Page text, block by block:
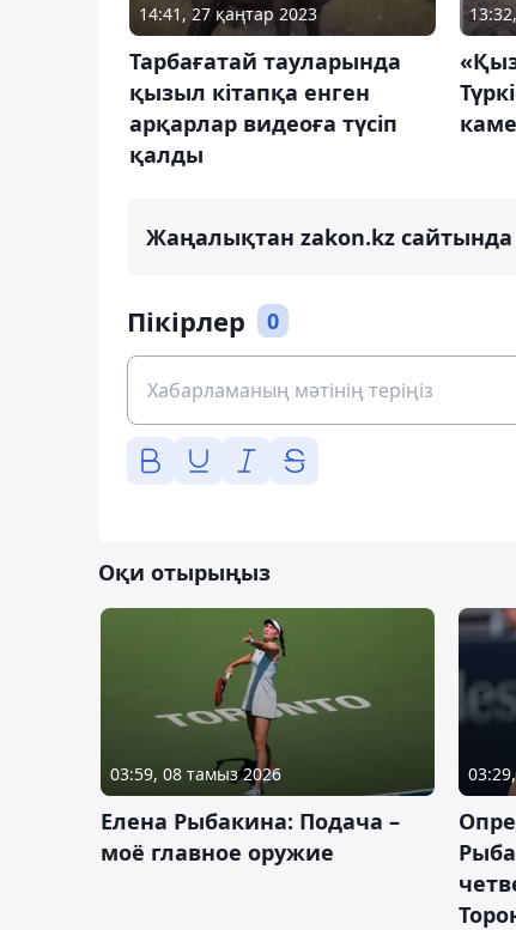
14:41, 27 қаңтар 2023
Тарбағатай тауларында
қызыл кітапқа енген
арқарлар видеоға түсіп
қалды
Жаңалықтан zakon.kz
Пікірлер 0
Оқи отырыңыз
03:59, 08 тамыз 2026
Елена Рыбакина: Подача –
моё главное оружие